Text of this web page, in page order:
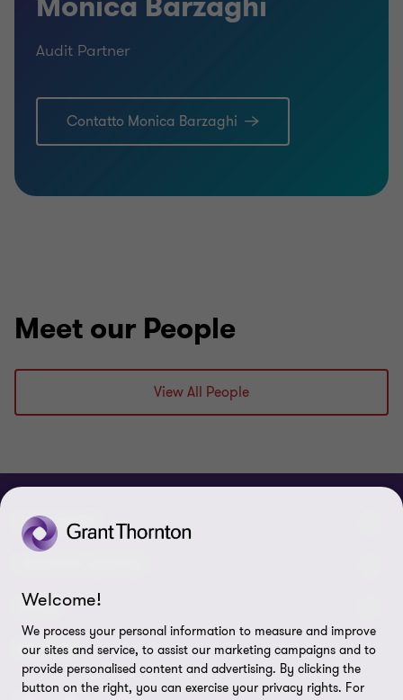
Audit Partner
Contatto Monica Barzaghi
Meet our People
View All People
CHI SIAMO
Chi Siamo
Contattaci
Lavora con noi
I nostri servizi di assurance
I nostri servizi di advisory
I nostri servizi IT & Cloud
LEGAL
Privacy policy
Cookie policy
SEGUICI
Welcome!
We process your personal information to measure and improve
our sites and service, to assist our marketing campaigns and to
provide personalised content and advertising. By clicking the
button on the right, you can exercise your privacy rights. For